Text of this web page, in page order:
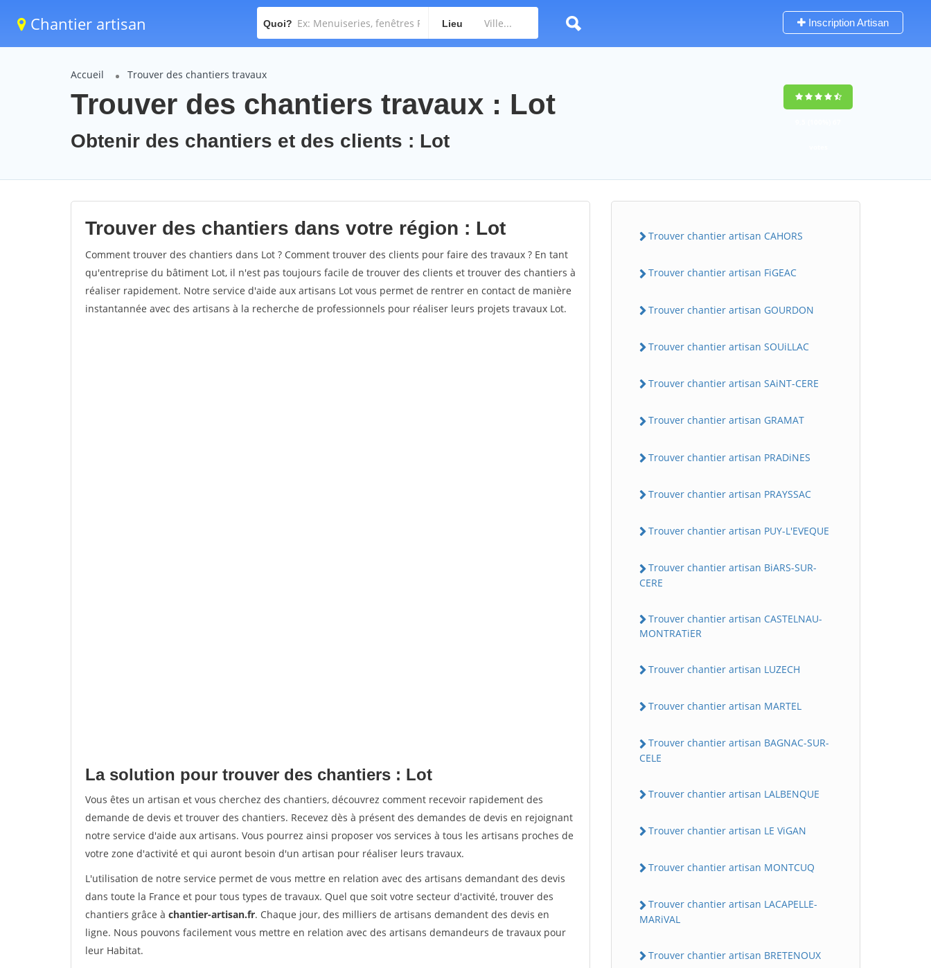
Chantier artisan Quoi? Lieu Inscription Artisan
Accueil Trouver des chantiers travaux
Trouver des chantiers travaux : Lot
Obtenir des chantiers et des clients : Lot
Trouver des chantiers dans votre région : Lot
Comment trouver des chantiers dans Lot ? Comment trouver des clients pour faire des travaux ? En tant
qu'entreprise du bâtiment Lot, il n'est pas toujours facile de trouver des clients et trouver des chantiers à
réaliser rapidement. Notre service d'aide aux artisans Lot vous permet de rentrer en contact de manière
instantannée avec des artisans à la recherche de professionnels pour réaliser leurs projets travaux Lot.
La solution pour trouver des chantiers : Lot
Vous êtes un artisan et vous cherchez des chantiers, découvrez comment recevoir rapidement des
demande de devis et trouver des chantiers. Recevez dès à présent des demandes de devis en rejoignant
notre service d'aide aux artisans. Vous pourrez ainsi proposer vos services à tous les artisans proches de
votre zone d'activité et qui auront besoin d'un artisan pour réaliser leurs travaux.
L'utilisation de notre service permet de vous mettre en relation avec des artisans demandant des devis
dans toute la France et pour tous types de travaux. Quel que soit votre secteur d'activité, trouver des
chantiers grâce à chantier-artisan.fr. Chaque jour, des milliers de artisans demandent des devis en
ligne. Nous pouvons facilement vous mettre en relation avec des artisans demandeurs de travaux pour
leur Habitat.
Trouver chantier artisan CAHORS
Trouver chantier artisan FiGEAC
Trouver chantier artisan GOURDON
Trouver chantier artisan SOUiLLAC
Trouver chantier artisan SAiNT-CERE
Trouver chantier artisan GRAMAT
Trouver chantier artisan PRADiNES
Trouver chantier artisan PRAYSSAC
Trouver chantier artisan PUY-L'EVEQUE
Trouver chantier artisan BiARS-SUR-
CERE
Trouver chantier artisan CASTELNAU-
MONTRATiER
Trouver chantier artisan LUZECH
Trouver chantier artisan MARTEL
Trouver chantier artisan BAGNAC-SUR-
CELE
Trouver chantier artisan LALBENQUE
Trouver chantier artisan LE ViGAN
Trouver chantier artisan MONTCUQ
Trouver chantier artisan LACAPELLE-
MARiVAL
Trouver chantier artisan BRETENOUX